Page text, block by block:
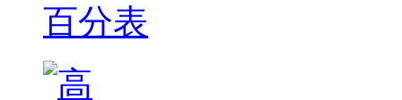
百分表